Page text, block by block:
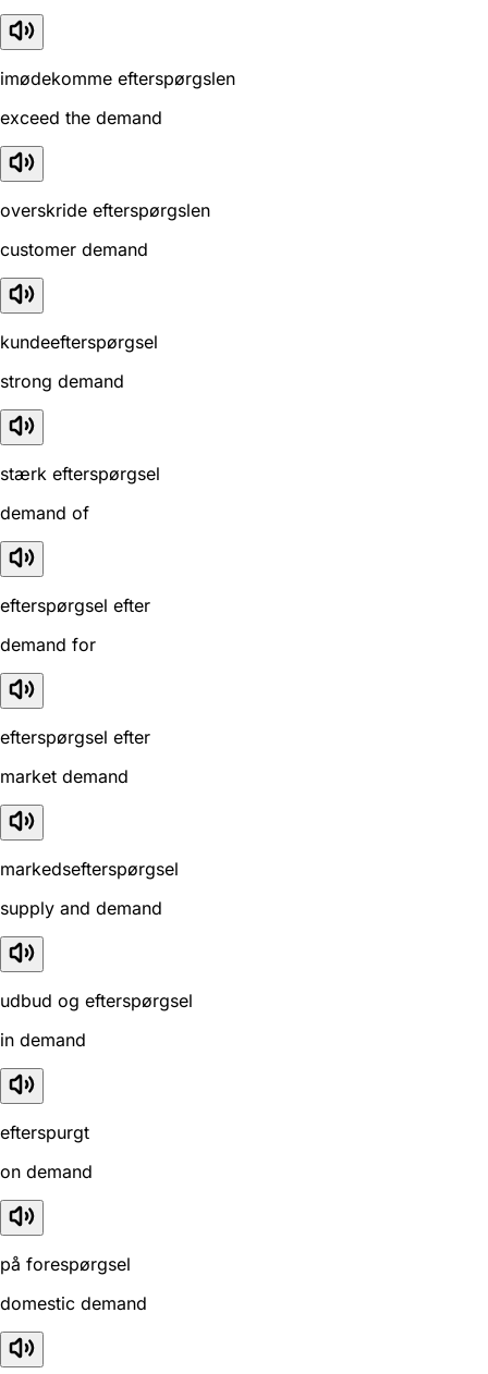
imødekomme efterspørgslen
exceed the demand
overskride efterspørgslen
customer demand
kundeefterspørgsel
strong demand
stærk efterspørgsel
demand of
efterspørgsel efter
demand for
efterspørgsel efter
market demand
markedsefterspørgsel
supply and demand
udbud og efterspørgsel
in demand
efterspurgt
on demand
på forespørgsel
domestic demand